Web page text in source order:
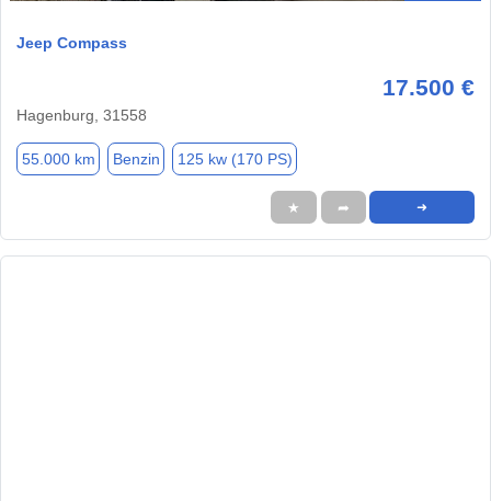
Jeep Compass
17.500 €
Hagenburg, 31558
55.000 km Benzin 125 kw (170 PS)
★ ➦ ➜